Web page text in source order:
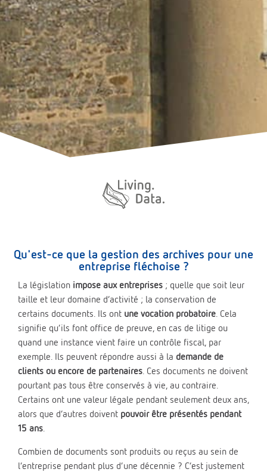
Qu'est-ce que la gestion des archives pour une
entreprise fléchoise ?
La législation impose aux entreprises ; quelle que soit leur
taille et leur domaine d’activité ; la conservation de
certains documents. Ils ont une vocation probatoire. Cela
signifie qu’ils font office de preuve, en cas de litige ou
quand une instance vient faire un contrôle fiscal, par
exemple. Ils peuvent répondre aussi à la demande de
clients ou encore de partenaires. Ces documents ne doivent
pourtant pas tous être conservés à vie, au contraire.
Certains ont une valeur légale pendant seulement deux ans,
alors que d’autres doivent pouvoir être présentés pendant
15 ans.
Combien de documents sont produits ou reçus au sein de
l’entreprise pendant plus d’une décennie ? C’est justement